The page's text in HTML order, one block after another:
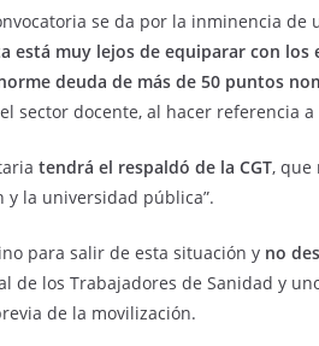
se da por la inminencia
está muy lejos de equiparar con los
deuda de más de 50 puntos
sector docente, al hacer referencia
tendrá el respaldó de la CGT, que
y la universidad pública”.
para salir de esta situación y no
de los Trabajadores de Sanidad y
de la movilización.